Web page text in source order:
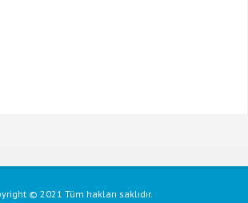
© 2021 Tüm hakları saklıdır.